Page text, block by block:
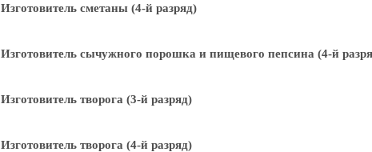
Изготовитель сметаны (4-й разряд)
Изготовитель сычужного порошка и пищевого пепсина (4-й
Изготовитель творога (3-й разряд)
Изготовитель творога (4-й разряд)